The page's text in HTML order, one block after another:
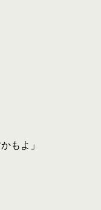
もよ」